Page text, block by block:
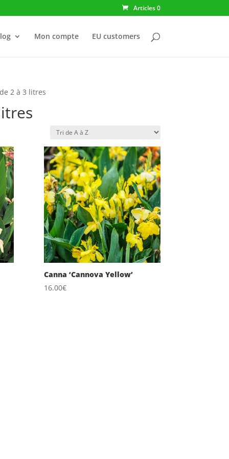
Articles 0
Mon compte EU customers
2 à 3 litres
Canna ‘Cannova Yellow’
16.00€